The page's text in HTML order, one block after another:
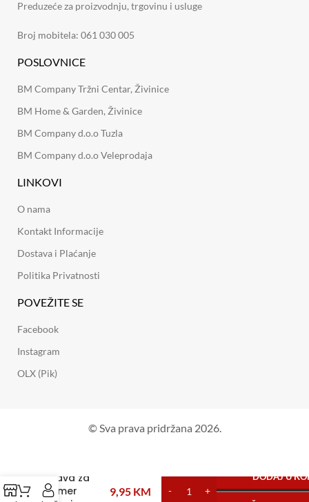
Preduzeće za proizvodnju, trgovinu i usluge
Broj mobitela: 061 030 005
POSLOVNICE
BM Company Tržni Centar, Živinice
BM Home & Garden, Živinice
BM Company d.o.o Tuzla
BM Company d.o.o Veleprodaja
LINKOVI
O nama
Kontakt Informacije
Dostava i Plaćanje
Politika Privatnosti
POVEŽITE SE
Facebook
Instagram
OLX (Pik)
© Sva prava pridržana 2026.
Glava za
Trimer
9,95 KM
DODAJ U